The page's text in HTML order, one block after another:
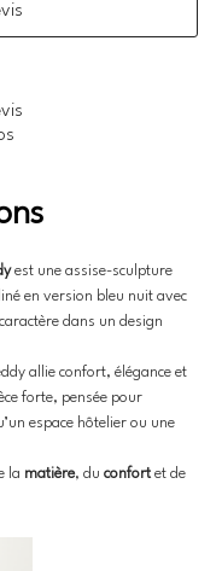
est une assise-sculpture
en version bleu nuit avec
dans un design
allie confort, élégance et
forte, pensée pour
espace hôtelier ou une
la matière, du confort et de